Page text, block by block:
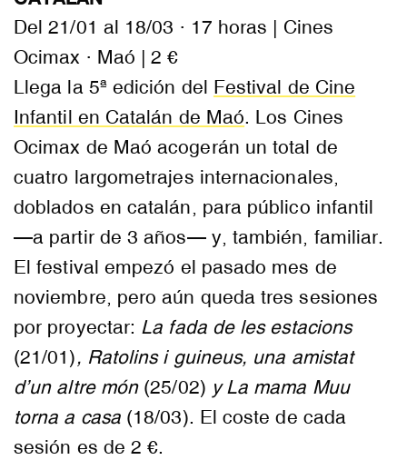
Del 21/01 al 18/03 · 17 horas | Cines
Ocimax · Maó | 2 €
Llega la 5ª edición del
Festival de Cine
Infantil en Catalán de Maó. Los Cines
Ocimax de Maó acogerán un total de
cuatro largometrajes internacionales,
doblados en catalán, para público infantil
—a partir de 3 años— y, también, familiar.
El festival empezó el pasado mes de
noviembre, pero aún queda tres sesiones
por proyectar: La fada de les estacions
(21/01), Ratolins i guineus, una amistat
d’un altre món (25/02) y La mama Muu
torna a casa (18/03). El coste de cada
sesión es de 2 €.